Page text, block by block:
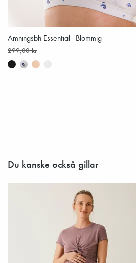
Amningsbh Essential - Blommig
299,00 kr
Du kanske också gillar